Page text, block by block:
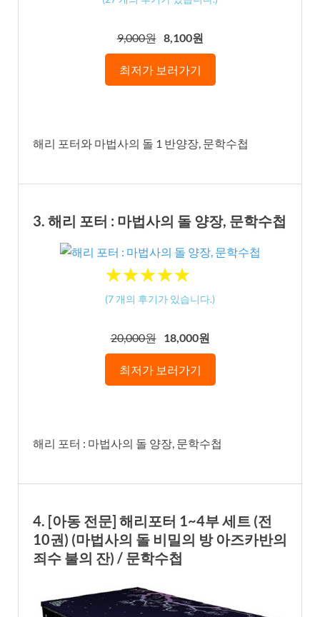
9,000원 8,100원
최저가 보러가기
해리 포터와 마법사의 돌 1 반양장, 문학수첩
3. 해리 포터 : 마법사의 돌 양장, 문학수첩
★★★★★
★★★★★
(7 개의 후기가 있습니다.)
20,000원 18,000원
최저가 보러가기
해리 포터 : 마법사의 돌 양장, 문학수첩
4. [아동 전문] 해리포터 1~4부 세트 (전
10권) (마법사의 돌 비밀의 방 아즈카반의
죄수 불의 잔) / 문학수첩